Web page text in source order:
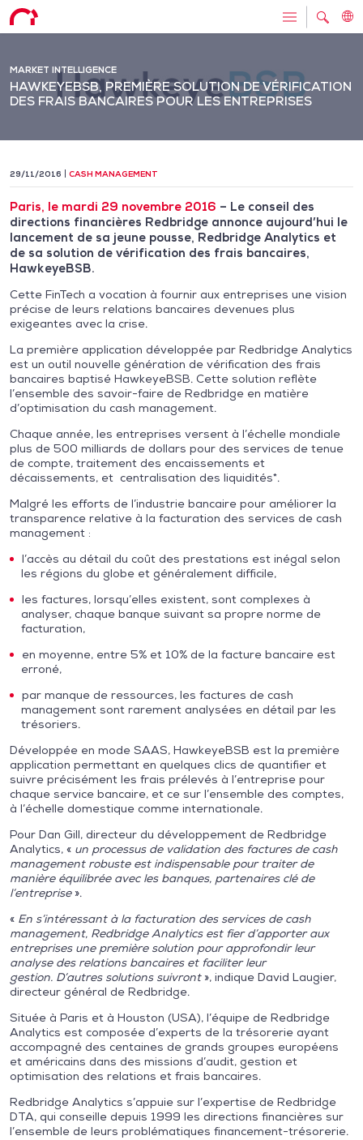
MARKET INTELLIGENCE
HAWKEYEBSB, PREMIÈRE SOLUTION DE VÉRIFICATION
DES FRAIS BANCAIRES POUR LES ENTREPRISES
29/11/2016 CASH MANAGEMENT
Paris, le mardi 29 novembre 2016 – Le conseil des
directions financières Redbridge annonce aujourd’hui le
lancement de sa jeune pousse, Redbridge Analytics et
de sa solution de vérification des frais bancaires,
HawkeyeBSB.
Cette FinTech a vocation à fournir aux entreprises une vision
précise de leurs relations bancaires devenues plus
exigeantes avec la crise.
La première application développée par Redbridge Analytics
est un outil nouvelle génération de vérification des frais
bancaires baptisé HawkeyeBSB. Cette solution reflète
l’ensemble des savoir-faire de Redbridge en matière
d’optimisation du cash management.
Chaque année, les entreprises versent à l’échelle mondiale
plus de 500 milliards de dollars pour des services de tenue
de compte, traitement des encaissements et
décaissements, et centralisation des liquidités*.
Malgré les efforts de l’industrie bancaire pour améliorer la
transparence relative à la facturation des services de cash
management :
l’accès au détail du coût des prestations est inégal selon
les régions du globe et généralement difficile,
les factures, lorsqu’elles existent, sont complexes à
analyser, chaque banque suivant sa propre norme de
facturation,
en moyenne, entre 5% et 10% de la facture bancaire est
erroné,
par manque de ressources, les factures de cash
management sont rarement analysées en détail par les
trésoriers.
Développée en mode SAAS, HawkeyeBSB est la première
application permettant en quelques clics de quantifier et
suivre précisément les frais prélevés à l’entreprise pour
chaque service bancaire, et ce sur l’ensemble des comptes,
à l’échelle domestique comme internationale.
Pour Dan Gill, directeur du développement de Redbridge
Analytics, « un processus de validation des factures de cash
management robuste est indispensable pour traiter de
manière équilibrée avec les banques, partenaires clé de
l’entreprise ».
« En s’intéressant à la facturation des services de cash
management, Redbridge Analytics est fier d’apporter aux
entreprises une première solution pour approfondir leur
analyse des relations bancaires et faciliter leur
gestion. D’autres solutions suivront », indique David Laugier,
directeur général de Redbridge.
Située à Paris et à Houston (USA), l’équipe de Redbridge
Analytics est composée d’experts de la trésorerie ayant
accompagné des centaines de grands groupes européens
et américains dans des missions d’audit, gestion et
optimisation des relations et frais bancaires.
Redbridge Analytics s’appuie sur l’expertise de Redbridge
DTA, qui conseille depuis 1999 les directions financières sur
l’ensemble de leurs problématiques financement-trésorerie.